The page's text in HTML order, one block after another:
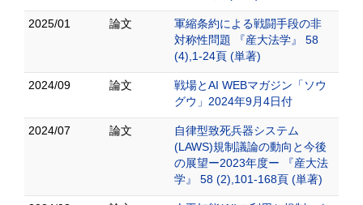
2025/01 論文
軍縮条約による戦闘手段の非
対称性問題 『産大法学』 58
(4),1-24頁 (単著)
2024/09 論文
戦場とAI WEBマガジン「ソウ
グウ」2024年9月4日付
2024/07 論文
自律型致死兵器システム
(LAWS)規制議論の動向と今後
の展望ー2023年度ー 『産大法
学』 58 (2),101-168頁 (単著)